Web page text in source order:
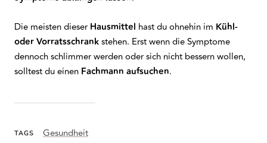
TAGS Gesundheit
Die meisten dieser Hausmittel hast du ohnehin im Kühl-
oder Vorratsschrankstehen. Erst wenn die Symptome
dennoch schlimmer werden oder sich nicht bessern wollen,
solltest du einen Fachmann aufsuchen.